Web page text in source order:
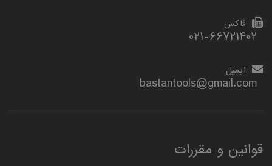
فاکس
۰۲۱-۶۶۷۲۱۴۰۲
ایمیل
bastantools@gmail.com
قوانین و مقررات